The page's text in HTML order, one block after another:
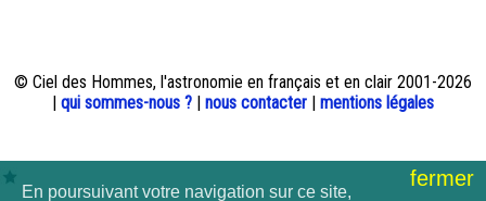
© Ciel des Hommes, l'astronomie en français et en clair 2001-2026
| qui sommes-nous ? | nous contacter | mentions légales
fermer
En poursuivant votre navigation sur ce site,